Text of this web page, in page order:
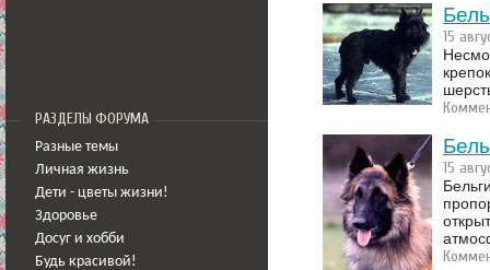
РАЗДЕЛЫ ФОРУМА
Разные темы
Личная жизнь
Дети - цветы жизни!
Здоровье
Досуг и хобби
Будь красивой!
15
15